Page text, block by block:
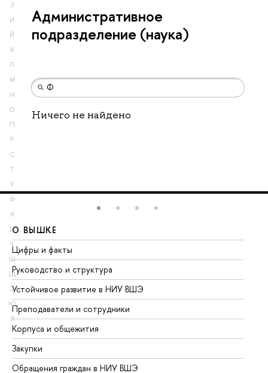
З
И
Й
К
Л
М
Н
О
П
Р
С
Т
У
Ф
Х
Ц
Ч
Ш
Щ
Э
Ю
Я
Административное
подразделение (наука)
Ничего не найдено
О ВЫШКЕ
Цифры и факты
Руководство и структура
Устойчивое развитие в НИУ ВШЭ
Преподаватели и сотрудники
Корпуса и общежития
Закупки
Обращения граждан в НИУ ВШЭ